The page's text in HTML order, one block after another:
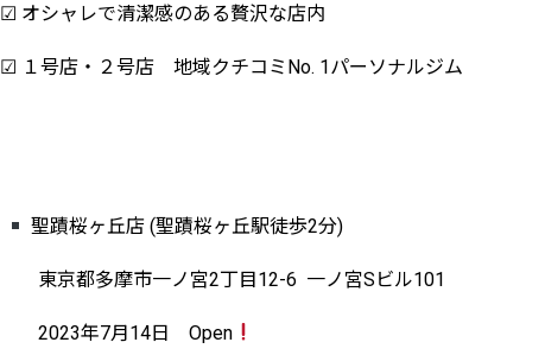
☑︎ オシャレで清潔感のある贅沢な店内
☑︎ １号店・２号店 地域クチコミNo. 1パーソナルジム
聖蹟桜ヶ丘店 (聖蹟桜ヶ丘駅徒歩2分)
東京都多摩市一ノ宮2丁目12-6 一ノ宮Sビル101
2023年7月14日 Open